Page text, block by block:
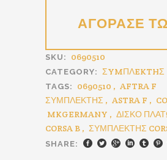
SKU: 0690510
CATEGORY: ΣYMΠΛEKTHΣ
TAGS: 0690510 , AFTRA F
ΣΥΜΠΛΕΚΤΗΣ , ASTRA F ,
MKGERMANY , ΔΙΣΚΟ
CORSA B , ΣΥΜΠΛΕΚΤΗΣ
SHARE: